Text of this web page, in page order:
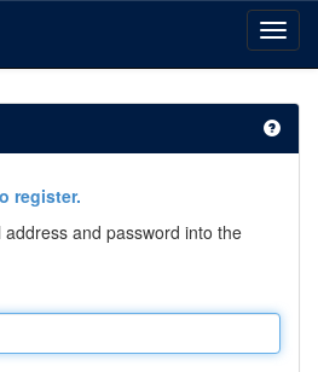
register.
and password into the